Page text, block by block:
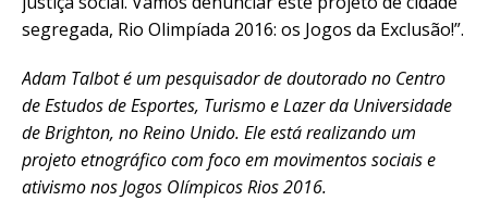
segregada, Rio Olimpíada 2016: os Jogos da Exclusão!”.
Adam Talbot é um pesquisador de doutorado no Centro
de Estudos de Esportes, Turismo e Lazer da Universidade
de Brighton, no Reino Unido. Ele está realizando um
projeto etnográfico com foco em movimentos sociais e
ativismo nos Jogos Olímpicos Rios 2016.